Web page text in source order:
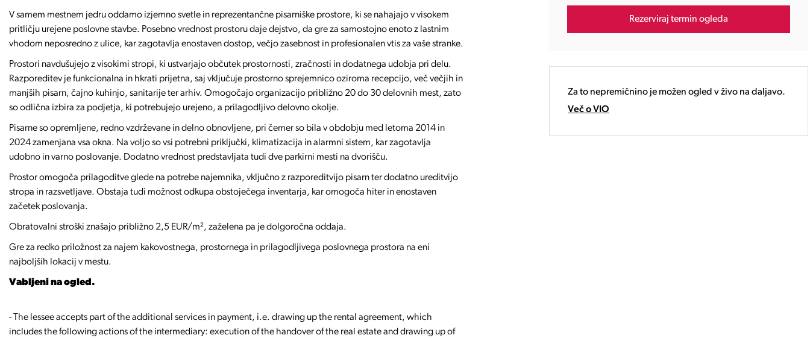
20:00
Rezerviraj termin ogleda
Za to nepremičnino je možen ogled v živo na daljavo.
Več o VIO
V samem mestnem jedru oddamo izjemno svetle in reprezentančne pisarniške prostore, ki se nahajajo v visokem
pritličju urejene poslovne stavbe. Posebno vrednost prostoru daje dejstvo, da gre za samostojno enoto z lastnim
vhodom neposredno z ulice, kar zagotavlja enostaven dostop, večjo zasebnost in profesionalen vtis za vaše stranke.
Prostori navdušujejo z visokimi stropi, ki ustvarjajo občutek prostornosti, zračnosti in dodatnega udobja pri delu.
Razporeditev je funkcionalna in hkrati prijetna, saj vključuje prostorno sprejemnico oziroma recepcijo, več večjih in
manjših pisarn, čajno kuhinjo, sanitarije ter arhiv. Omogočajo organizacijo približno 20 do 30 delovnih mest, zato
so odlična izbira za podjetja, ki potrebujejo urejeno, a prilagodljivo delovno okolje.
Pisarne so opremljene, redno vzdrževane in delno obnovljene, pri čemer so bila v obdobju med letoma 2014 in
2024 zamenjana vsa okna. Na voljo so vsi potrebni priključki, klimatizacija in alarmni sistem, kar zagotavlja
udobno in varno poslovanje. Dodatno vrednost predstavljata tudi dve parkirni mesti na dvorišču.
Prostor omogoča prilagoditve glede na potrebe najemnika, vključno z razporeditvijo pisarn ter dodatno ureditvijo
stropa in razsvetljave. Obstaja tudi možnost odkupa obstoječega inventarja, kar omogoča hiter in enostaven
začetek poslovanja.
Obratovalni stroški znašajo približno 2,5 EUR/m², zaželena pa je dolgoročna oddaja.
Gre za redko priložnost za najem kakovostnega, prostornega in prilagodljivega poslovnega prostora na eni
najboljših lokacij v mestu.
Vabljeni na ogled.
- The lessee accepts part of the additional services in payment, i.e. drawing up the rental agreement, which
includes the following actions of the intermediary: execution of the handover of the real estate and drawing up of